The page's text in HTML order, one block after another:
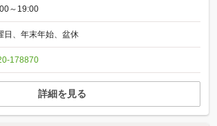
～19:00
日、年末年始、盆休
178870
詳細を見る